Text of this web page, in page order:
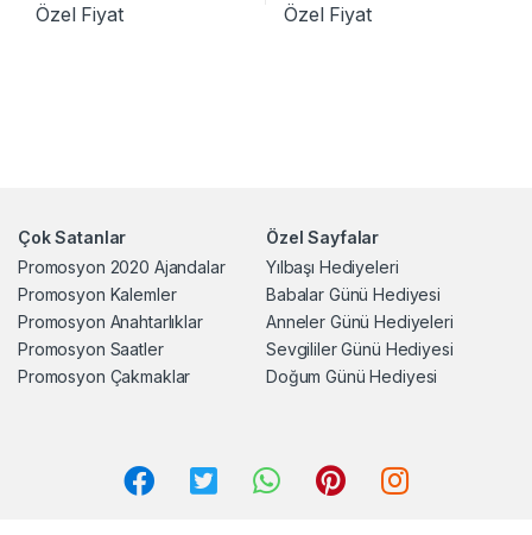
Özel Fiyat Özel Fiyat
Çok Satanlar
Promosyon 2020 Ajandalar
Promosyon Kalemler
Promosyon Anahtarlıklar
Promosyon Saatler
Promosyon Çakmaklar
Özel Sayfalar
Yılbaşı Hediyeleri
Babalar Günü Hediyesi
Anneler Günü Hediyeleri
Sevgililer Günü Hediyesi
Doğum Günü Hediyesi